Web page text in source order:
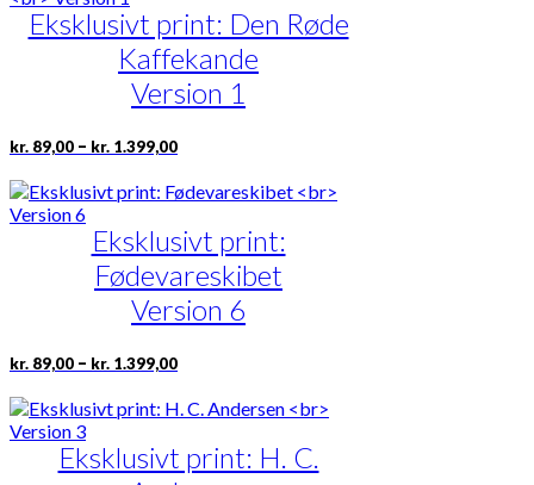
varianter.
Mulighederne
kan
vælges
på
Eksklusivt print: Den Røde
Kaffekande
Version 1
kr. 89,00 – kr. 1.399,00Prisinterval:
til
kr. 1.399,00
Dette
har
varianter.
Mulighederne
kan
vælges
på
Eksklusivt print:
Fødevareskibet
Version 6
kr. 89,00 – kr. 1.399,00Prisinterval:
til
kr. 1.399,00
Dette
har
varianter.
Mulighederne
Eksklusivt print: H. C.